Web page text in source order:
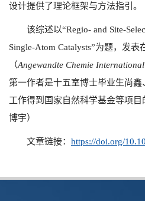
设计提供了理论框架与方法指引。
该综述以“Regio- and Site-
Single-Atom Catalysts”为题，发表
（Angewandte Chemie
第一作者是十五室博士毕业生尚
工作得到国家自然科学基金等项目
博宇）
文章链接： https://doi.org/